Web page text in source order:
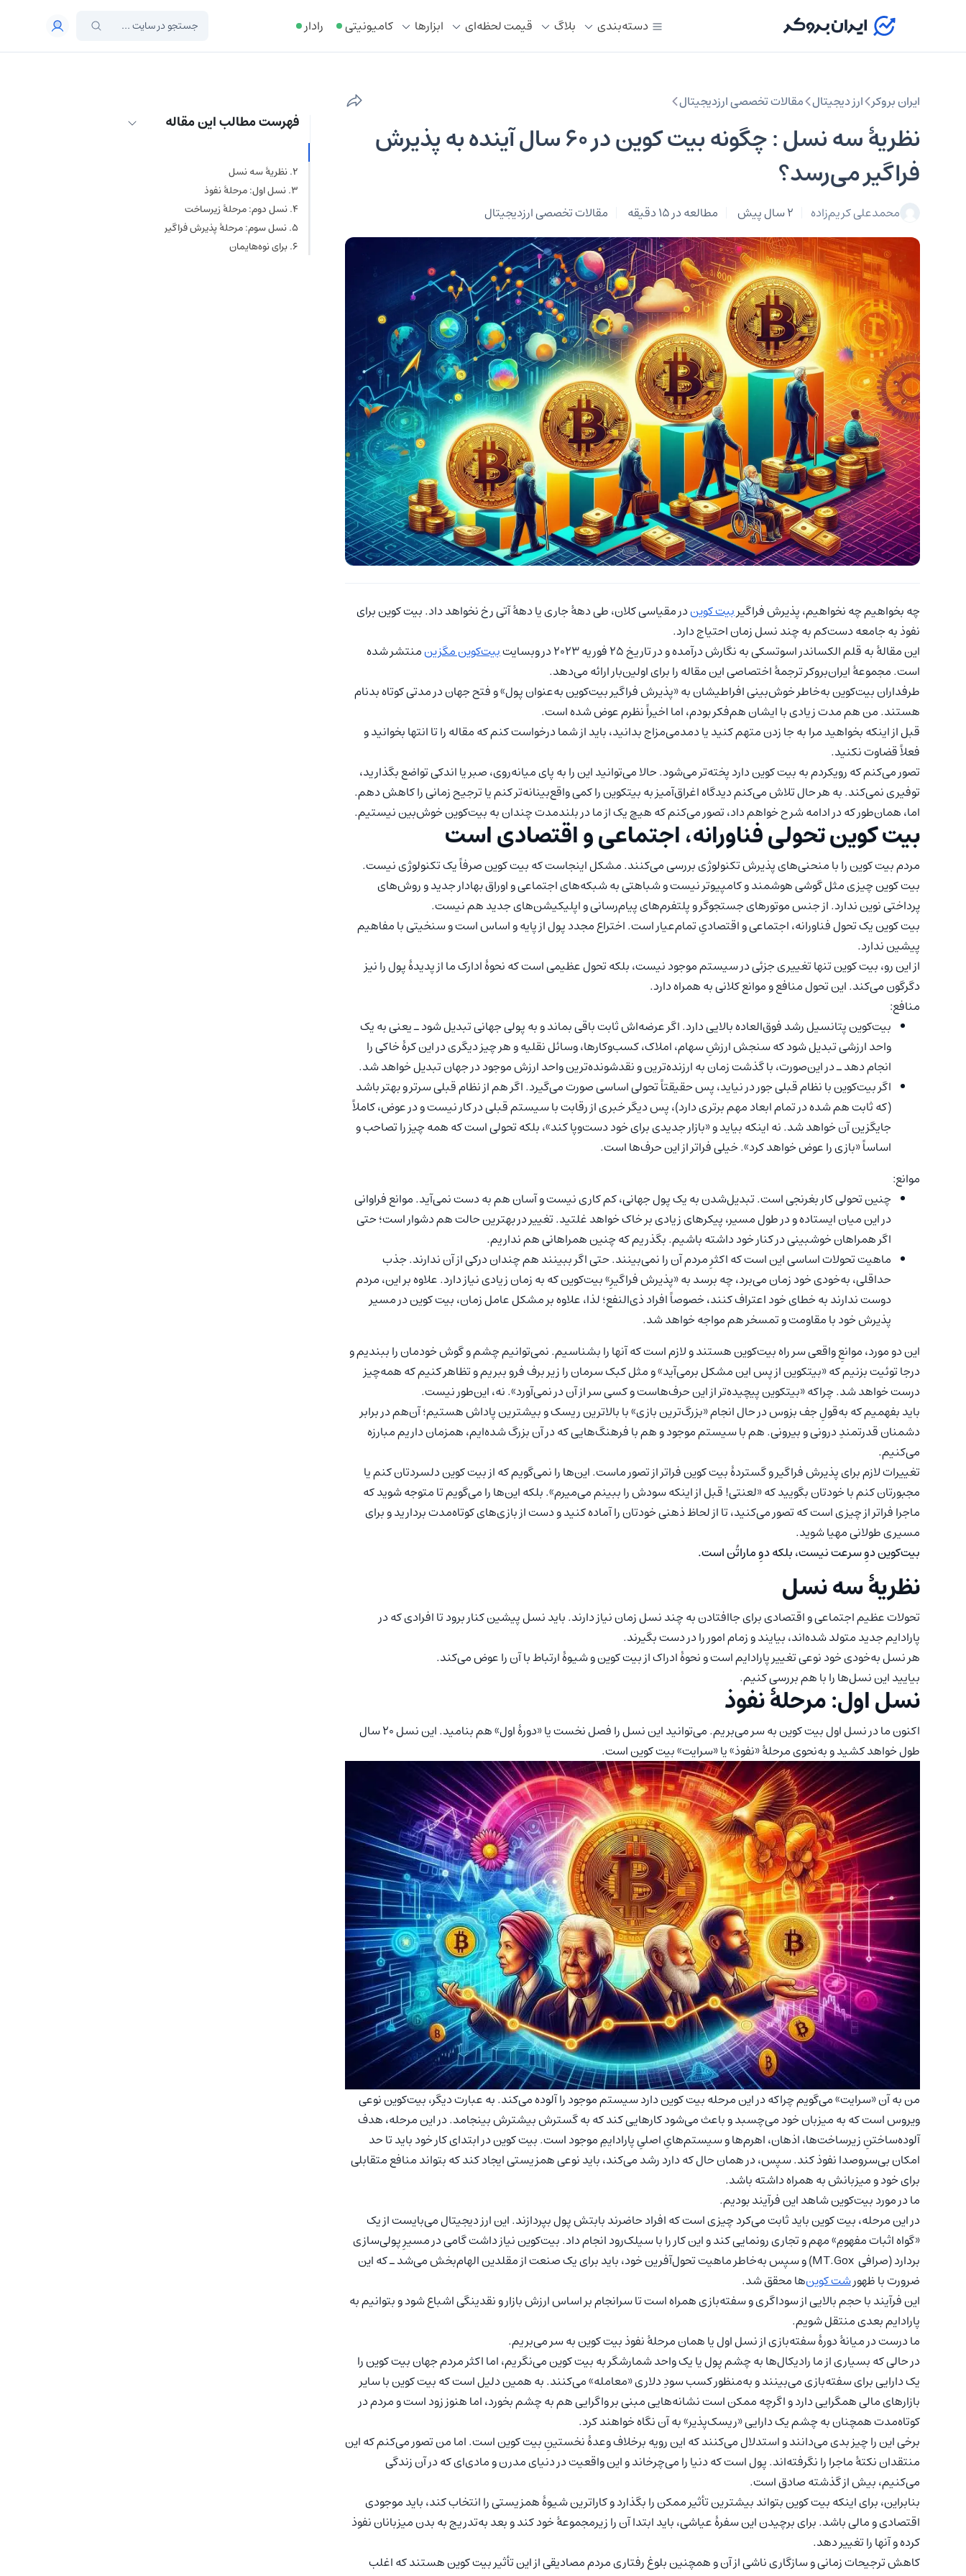
دسته‌بندی بلاگ قیمت لحظه‌ای ابزار‌ها کامیونیتی رادار
ایران بروکر ارز دیجیتال مقالات تخصصی ارزدیجیتال
نظریۀ سه نسل : چگونه بیت کوین در ۶۰ سال آینده به پذیرش
فراگیر می‌رسد؟
محمد‌علی کریم‌زاده 2 سال پیش مطالعه در 15 دقیقه مقالات تخصصی ارزدیجیتال
چه بخواهیم چه نخواهیم، پذیرش فراگیربیت کویندر مقیاسی کلان، طی دهۀ جاری یا دهۀ آتی رخ نخواهد داد. بیت کوین برای
نفوذ به جامعه دست‌کم به چند نسل زمان احتیاج دارد.
این مقالۀ به قلم الکساندر اسوتسکی به نگارش درآمده و در تاریخ 25 فوریه 2023 در وبسایت
بیت‌کوین‌ مگزینمنتشر شده
است. مجموعۀ ایران‌بروکر ترجمۀ اختصاصی این مقاله را برای اولین‌بار ارائه می‌دهد.
طرفداران بیت‌کوین به‌خاطر خوش‌بینی افراطیشان به «پذیرش فراگیر بیت‌کوین به‌عنوان پول» و فتح جهان در مدتی کوتاه بدنام
هستند. من هم مدت زیادی با ایشان هم‌فکر بودم، اما اخیراً نظرم عوض شده است.
قبل از اینکه بخواهید مرا به جا زدن متهم کنید یا دمدمی‌مزاج بدانید، باید از شما درخواست کنم که مقاله را تا انتها بخوانید و
فعلاً قضاوت نکنید.
تصور می‌کنم که رویکردم به بیت کوین دارد پخته‌تر می‌شود. حالا می‌توانید این را به پای میانه‌روی، صبر یا اندکی تواضع بگذارید،
توفیری نمی‌کند. به هر حال تلاش می‌کنم دیدگاه اغراق‌آمیز به بیتکوین را کمی واقع‌بینانه‌تر کنم یا ترجیح زمانی را کاهش دهم.
اما، همان‌طور که در ادامه شرح خواهم داد، تصور می‌کنم که هیچ یک از ما در بلندمدت چندان به بیت‌کوین خوش‌بین نیستیم.
بیت کوین تحولی فناورانه، اجتماعی و اقتصادی است
مردم بیت کوین را با منحنی‌های پذیرش تکنولوژی بررسی می‌کنند. مشکل اینجاست که بیت کوین صرفاً یک تکنولوژی نیست.
بیت کوین چیزی مثل گوشی هوشمند و کامپیوتر نیست و شباهتی به شبکه‌های اجتماعی و اوراق بهادار جدید و روش‌های
پرداختی نوین ندارد. از جنس موتورهای جستجوگر و پلتفرم‌های پیام‌رسانی و اپلیکیشن‌های جدید هم نیست.
بیت‌ کوین یک تحول فناورانه، اجتماعی و اقتصادیِ تمام‌عیار است. اختراع مجدد پول از پایه‌ و‌ اساس است و سنخیتی با مفاهیم
پیشین ندارد.
از این رو، بیت کوین تنها تغییری جزئی در سیستم موجود نیست، بلکه تحول عظیمی است که نحوۀ ادارک ما از پدیدۀ پول را نیز
دگرگون می‌کند. این تحول منافع و موانع کلانی به همراه دارد.
منافع:
بیت‌کوین پتانسیل رشد فوق‌العاده‌ بالایی دارد. اگر عرضه‌اش ثابت باقی بماند و به پولی جهانی تبدیل شود ـ یعنی به یک
واحد ارزشی تبدیل شود که سنجش ارزشِ سهام، املاک، کسب‌و‌کارها، وسائل نقلیه و هر چیز دیگری در این کرۀ خاکی را
انجام دهد ـ در این‌صورت، با گذشت زمان به ارزنده‌ترین و نقدشونده‌ترین واحد ارزش موجود در جهان تبدیل خواهد شد.
اگر بیت‌کوین با نظام قبلی جور در نیاید، پس حقیقتاً تحولی اساسی صورت می‌گیرد. اگر هم از نظام قبلی سرتر و بهتر باشد
(که ثابت هم شده در تمام ابعاد مهم برتری دارد)، پس دیگر خبری از رقابت با سیستم قبلی در کار نیست و در عوض، کاملاً
جایگزین آن خواهد شد. نه اینکه بیاید و «بازار جدیدی برای خود دست‌و‌پا کند»، بلکه تحولی است که همه چیز را تصاحب و
اساساً «بازی را عوض خواهد کرد». خیلی فراتر از این حرف‌ها است.
موانع:
چنین تحولی کار بغرنجی است. تبدیل‌شدن به یک پول جهانی، کم کاری نیست و آسان هم به دست نمی‌آید. موانع فراوانی
در این میان ایستاده و در طول مسیر، پیکرهای زیادی بر خاک خواهد غلتید. تغییر در بهترین حالت هم دشوار است؛ حتی
اگر همراهان خوشبینی در کنار خود داشته باشیم. بگذریم که چنین همراهانی هم نداریم.
ماهیت تحولات اساسی این است که اکثرِ مردم آن را نمی‌بینند. حتی اگر ببینند هم چندان درکی از آن ندارند. جذب
حداقلی، به‌خودی خود زمان می‌برد، چه برسد به «پذیرش فراگیرِ» بیت‌کوین که به زمان زیادی نیاز دارد. علاوه بر این، مردم
دوست ندارند به خطای خود اعتراف کنند، خصوصاً افراد ذی‌النفع؛ لذا، علاوه بر مشکل عامل زمان، بیت کوین در مسیر
پذیرش خود با مقاومت و تمسخر هم مواجه خواهد شد.
این‌ دو مورد، موانعِ واقعی سر راه بیت‌کوین هستند و لازم است که آنها را بشناسیم. نمی‌توانیم چشم و گوش خودمان را ببندیم و
درجا توئیت بزنیم که «بیتکوین از پس این مشکل برمی‌آید» و مثل کبک سرمان را زیر برف فرو ببریم و تظاهر کنیم که همه‌چیز
درست‌ خواهد شد. چراکه «بیتکوین پیچیده‌تر از این حرف‌هاست و کسی سر از آن در نمی‌آورد». نه، این‌طور نیست.
باید بفهمیم که به‌قولِ جف بزوس در حال انجام «بزرگ‌ترین بازی» با بالاترین ریسک و بیشترین پاداش هستیم؛ آن‌هم در برابر
دشمنان قدرتمندِ درونی و بیرونی. هم با سیستم موجود و هم با فرهنگ‌هایی که در آن بزرگ شده‌ایم، همزمان داریم مبارزه
می‌کنیم.
تغییرات لازم برای پذیرش فراگیر و گستردۀ بیت‌ کوین فراتر از تصور ماست. این‌ها را نمی‌گویم که از بیت کوین دلسردتان کنم یا
مجبورتان کنم با خودتان بگویید که «لعنتی! قبل از اینکه سودش را ببینم می‌میرم». بلکه این‌ها را می‌گویم تا متوجه شوید که
ماجرا فراتر از چیزی است که تصور می‌کنید، تا از لحاظ ذهنی خودتان را آماده کنید و دست از بازی‌های کوتاه‌مدت بردارید و برای
مسیری طولانی مهیا شوید.
بیت‌کوین دوِ سرعت نیست، بلکه دوِ ماراتُن است.
نظریۀ سه نسل
تحولات عظیم اجتماعی و اقتصادی برای جاافتادن به چند نسل زمان نیاز دارند. باید نسل پیشین کنار برود تا افرادی که در
پارادایم جدید متولد شده‌اند، بیایند و زمام امور را در دست بگیرند.
هر نسل به‌خودی خود نوعی تغییر پارادایم است و نحوۀ ادراک از بیت کوین و شیوۀ ارتباط با آن را عوض می‌کند.
بیایید این نسل‌ها را با هم بررسی کنیم.
نسل اول: مرحلۀ نفوذ
اکنون ما در نسل اول بیت کوین به سر می‌بریم. می‌توانید این نسل را فصل نخست یا «دورۀ اول» هم بنامید. این نسل 20 سال
طول خواهد کشید و به‌نحوی مرحلۀ «نفوذ» یا «سرایت» بیت کوین است.
من به آن «سرایت» می‌گویم چراکه در این مرحله بیت کوین دارد سیستم موجود را آلوده می‌کند. به عبارت دیگر، بیت‌کوین نوعی
ویروس است که به میزبان خود می‌چسبد و باعث می‌شود کارهایی کند که به گسترش بیشترش بینجامد. در این مرحله، هدف
آلوده‌ساختنِ زیرساخت‌ها، اذهان، اهرم‌ها و سیستم‌هایِ اصلیِ پارادایمِ موجود است. بیت کوین در ابتدای کار خود باید تا حد
امکان بی‌سروصدا نفوذ کند. سپس، در همان حال که دارد رشد می‌کند، باید نوعی همزیستی ایجاد کند که بتواند منافع متقابلی
برای خود و میزبانش به همراه داشته باشد.
ما در مورد بیت‌کوین شاهد این فرآیند بودیم.
در این مرحله، بیت کوین باید ثابت می‌کرد چیزی است که افراد حاضرند بابتش پول بپردازند. این ارز دیجیتال می‌بایست از یک
«گواه اثبات مفهومِ» مهم و تجاری رونمایی کند و این کار را با سیلک‌رود انجام داد. بیت‌کوین نیاز داشت گامی در مسیرِ پولی‌سازی
بردارد (صرافی MT.Gox) و سپس به‌خاطر ماهیت تحول‌آفرین خود، باید برای یک صنعت از مقلدین الهام‌بخش می‌شد ـ که این
ضرورت با ظهورشت کوین‌ها محقق شد.
این فرآیند با حجم بالایی از سوداگری و سفته‌بازی همراه است تا سرانجام بر اساس ارزش بازار و نقدینگی اشباع شود و بتوانیم به
پارادایم بعدی منتقل شویم.
ما درست در میانۀ دورۀ سفته‌بازی از نسل اول یا همان مرحلۀ نفوذ بیت‌ کوین به سر می‌بریم.
در حالی که بسیاری از ما رادیکال‌ها به چشم پول یا یک واحد شمارشگر به بیت‌ کوین می‌نگریم، اما اکثر مردم جهان بیت کوین را
یک دارایی برای سفته‌بازی می‌بینند و به‌منظور کسب سودِ دلاری «معامله» می‌کنند. به همین دلیل است که بیت کوین با سایر
بازارهای مالی همگرایی دارد و اگرچه ممکن است نشانه‌هایی مبنی بر واگرایی هم به چشم بخورد، اما هنوز زود است و مردم در
کوتاه‌مدت همچنان به چشم یک دارایی «ریسک‌پذیر» به آن نگاه خواهند کرد.
برخی این را چیز بدی می‌دانند و استدلال می‌کنند که این رویه برخلاف وعدۀ نخستینِ بیت‌ کوین است. اما من تصور می‌کنم که این
منتقدان نکتۀ ماجرا را نگرفته‌اند. پول است که دنیا را می‌چرخاند و این واقعیت در دنیای مدرن و مادی‌‌ای که در آن زندگی
می‌کنیم، بیش از گذشته صادق است.
بنابراین، برای اینکه بیت کوین بتواند بیشترین تأثیر ممکن را بگذارد و کاراترین شیوۀ همزیستی را انتخاب کند، باید موجودی
اقتصادی و مالی باشد. برای برچیدن این سفرۀ عیاشی، باید ابتدا آن را زیرمجموعۀ خود کند و بعد به‌تدریج به بدن میزبانان نفوذ
کرده و آنها را تغییر دهد.
کاهش ترجیحات زمانی و سازگاری ناشی از آن و همچنین بلوغ رفتاری مردم مصادیقی از این تأثیر بیت‌ کوین هستند که اغلب
فهرست مطالب این مقاله
بیت کوین تحولی فناورانه، اجتماعی و
اقتصادی است
نظریۀ سه نسل
نسل اول: مرحلۀ نفوذ
نسل دوم: مرحلۀ زیرساخت
نسل سوم: مرحلۀ پذیرش فراگیر
برای نوه‌هایمان